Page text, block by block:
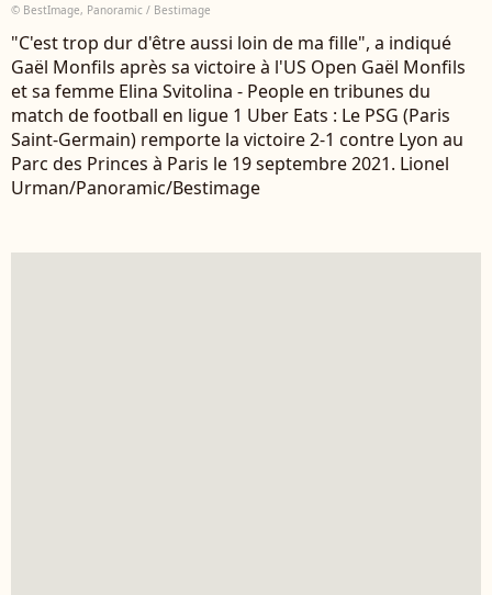
© BestImage, Panoramic / Bestimage
"C'est trop dur d'être aussi loin de ma fille", a indiqué
Gaël Monfils après sa victoire à l'US Open Gaël Monfils
et sa femme Elina Svitolina - People en tribunes du
match de football en ligue 1 Uber Eats : Le PSG (Paris
Saint-Germain) remporte la victoire 2-1 contre Lyon au
Parc des Princes à Paris le 19 septembre 2021. Lionel
Urman/Panoramic/Bestimage